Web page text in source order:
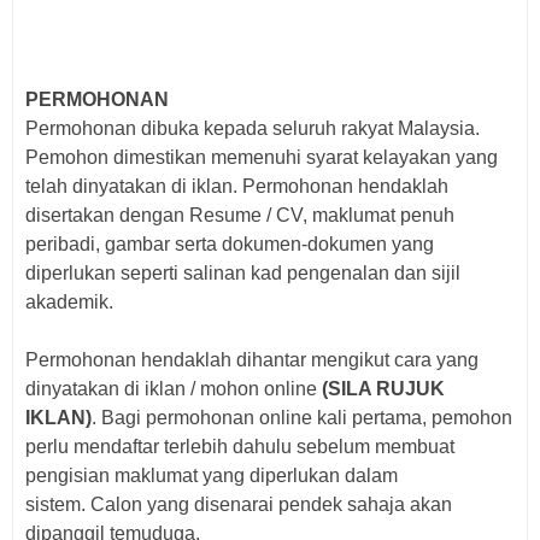
PERMOHONAN
Permohonan dibuka kepada seluruh rakyat Malaysia.
Pemohon dimestikan memenuhi syarat kelayakan yang
telah dinyatakan di iklan. Permohonan hendaklah
disertakan dengan Resume / CV, maklumat penuh
peribadi, gambar serta dokumen-dokumen yang
diperlukan seperti salinan kad pengenalan dan sijil
akademik.
Permohonan hendaklah dihantar mengikut cara yang
dinyatakan di iklan / mohon online (SILA RUJUK
IKLAN). Bagi permohonan online kali pertama, pemohon
perlu mendaftar terlebih dahulu sebelum membuat
pengisian maklumat yang diperlukan dalam
sistem. Calon yang disenarai pendek sahaja akan
dipanggil temuduga.